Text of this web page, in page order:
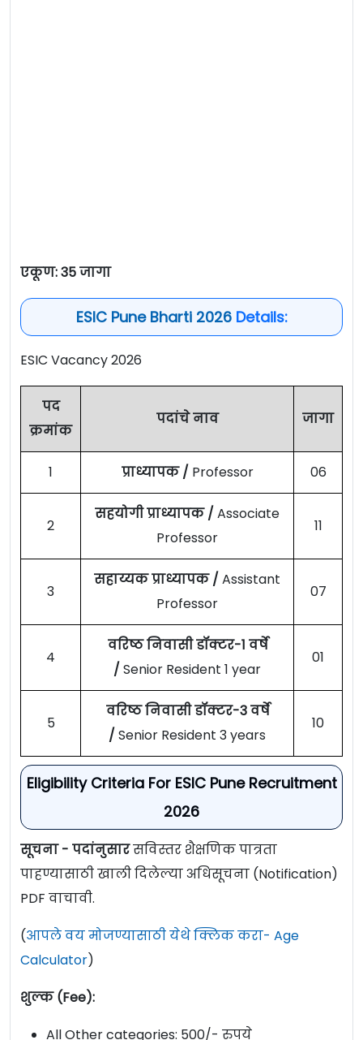
एकूण: 35 जागा
ESIC Pune Bharti 2026Details:
ESIC Vacancy 2026
पद
क्रमांक
पदांचे नाव जागा
1 प्राध्यापक / Professor 06
2
सहयोगी प्राध्यापक / Associate
Professor
11
3
सहाय्यक प्राध्यापक / Assistant
Professor
07
4
वरिष्ठ निवासी डॉक्टर-1 वर्षे
/ Senior Resident 1 year
01
5
वरिष्ठ निवासी डॉक्टर-3 वर्षे
/ Senior Resident 3 years
10
Eligibility Criteria For ESIC Pune Recruitment
2026
सूचना - पदांनुसारसविस्तर शैक्षणिक पात्रता
पाहण्यासाठी खाली दिलेल्या अधिसूचना (Notification)
PDF वाचावी.
(आपले वय मोजण्यासाठी येथे क्लिक करा- Age
Calculator)
शुल्क (Fee):
All Other categories: 500/- रुपये